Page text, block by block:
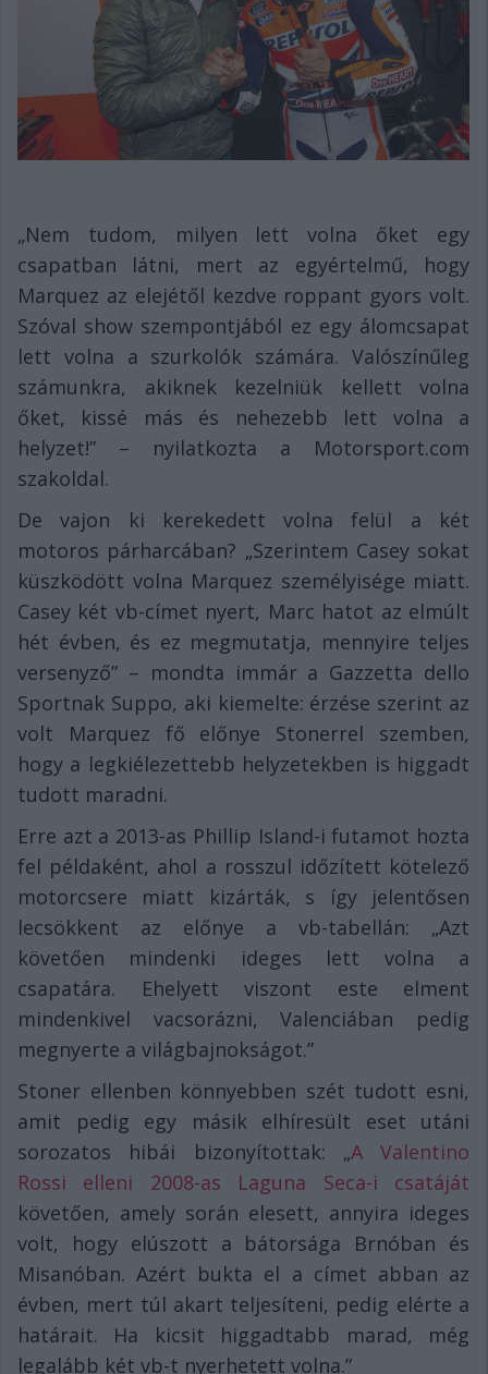
„Nem tudom, milyen lett volna őket egy
csapatban látni, mert az egyértelmű, hogy
Marquez az elejétől kezdve roppant gyors volt.
Szóval show szempontjából ez egy álomcsapat
lett volna a szurkolók számára. Valószínűleg
számunkra, akiknek kezelniük kellett volna
őket, kissé más és nehezebb lett volna a
helyzet!” – nyilatkozta a Motorsport.com
szakoldal.
De vajon ki kerekedett volna felül a két
motoros párharcában? „Szerintem Casey sokat
küszködött volna Marquez személyisége miatt.
Casey két vb-címet nyert, Marc hatot az elmúlt
hét évben, és ez megmutatja, mennyire teljes
versenyző” – mondta immár a Gazzetta dello
Sportnak Suppo, aki kiemelte: érzése szerint az
volt Marquez fő előnye Stonerrel szemben,
hogy a legkiélezettebb helyzetekben is higgadt
tudott maradni.
Erre azt a 2013-as Phillip Island-i futamot hozta
fel példaként, ahol a rosszul időzített kötelező
motorcsere miatt kizárták, s így jelentősen
lecsökkent az előnye a vb-tabellán: „Azt
követően mindenki ideges lett volna a
csapatára. Ehelyett viszont este elment
mindenkivel vacsorázni, Valenciában pedig
megnyerte a világbajnokságot.”
Stoner ellenben könnyebben szét tudott esni,
amit pedig egy másik elhíresült eset utáni
sorozatos hibái bizonyítottak: „A Valentino
Rossi elleni 2008-as Laguna Seca-i csatáját
követően, amely során elesett, annyira ideges
volt, hogy elúszott a bátorsága Brnóban és
Misanóban. Azért bukta el a címet abban az
évben, mert túl akart teljesíteni, pedig elérte a
határait. Ha kicsit higgadtabb marad, még
legalább két vb-t nyerhetett volna.”